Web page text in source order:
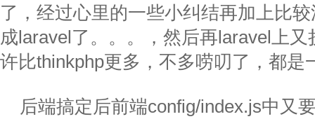
了，经过心里的一些小纠结再加上比
成 laravel 了。。。，然后再 laravel 上又
许比thinkphp更多，不多唠叨了，都是
后端搞定后前端config/index.js中又